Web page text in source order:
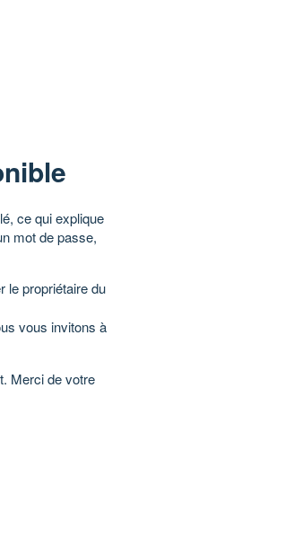
ce qui explique
mot de passe,
le propriétaire du
vous invitons à
Merci de votre